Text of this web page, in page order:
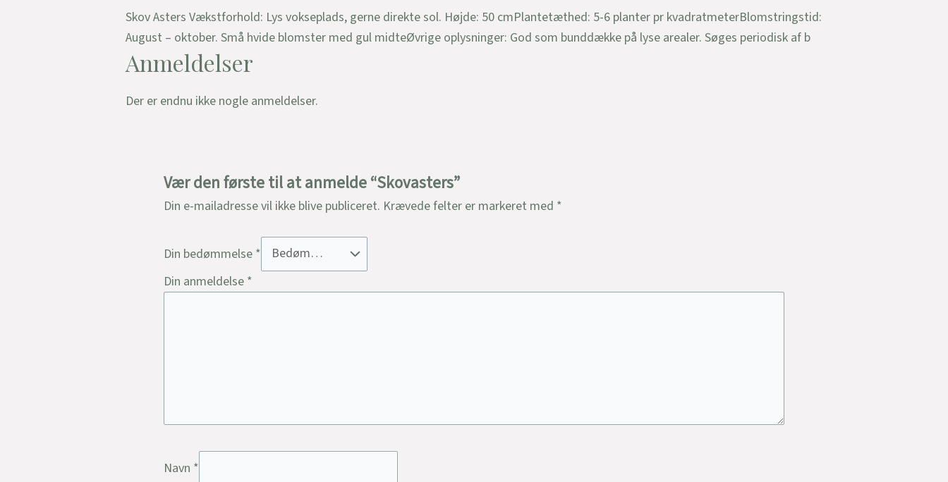
Skov Asters Vækstforhold: Lys vokseplads, gerne direkte sol. Højde: 50 cmPlantetæthed: 5-6 planter pr kvadratmeterBlomstringstid:
August – oktober. Små hvide blomster med gul midteØvrige oplysninger: God som bunddække på lyse arealer. Søges periodisk af b
Anmeldelser
Der er endnu ikke nogle anmeldelser.
Vær den første til at anmelde “Skovasters”
Din e-mailadresse vil ikke blive publiceret. Krævede felter er markeret med *
Din bedømmelse *
Din anmeldelse *
Navn *